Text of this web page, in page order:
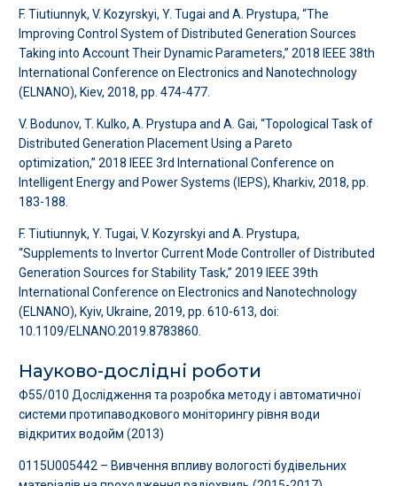
F. Tiutiunnyk, V. Kozyrskyi, Y. Tugai and A. Prystupa, “The
Improving Control System of Distributed Generation Sources
Taking into Account Their Dynamic Parameters,” 2018 IEEE 38th
International Conference on Electronics and Nanotechnology
(ELNANO), Kiev, 2018, pp. 474-477.
V. Bodunov, T. Kulko, A. Prystupa and A. Gai, “Topological Task of
Distributed Generation Placement Using a Pareto
optimization,” 2018 IEEE 3rd International Conference on
Intelligent Energy and Power Systems (IEPS), Kharkiv, 2018, pp.
183-188.
F. Tiutiunnyk, Y. Tugai, V. Kozyrskyi and A. Prystupa,
“Supplements to Invertor Current Mode Controller of Distributed
Generation Sources for Stability Task,” 2019 IEEE 39th
International Conference on Electronics and Nanotechnology
(ELNANO), Kyiv, Ukraine, 2019, pp. 610-613, doi:
10.1109/ELNANO.2019.8783860.
Науково-дослідні роботи
Ф55/010 Дослідження та розробка методу і автоматичної
системи протипаводкового моніторингу рівня води
відкритих водойм (2013)
0115U005442 – Вивчення впливу вологості будівельних